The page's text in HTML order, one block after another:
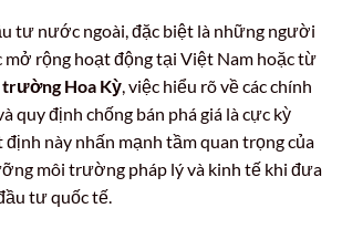
tư nước ngoài, đặc biệt là những người
mở rộng hoạt động tại Việt Nam hoặc từ
Hoa Kỳ , việc hiểu rõ về các chính
quy định chống bán phá giá là cực kỳ
này nhấn mạnh tầm quan trọng của
môi trường pháp lý và kinh tế khi đưa
tư quốc tế.